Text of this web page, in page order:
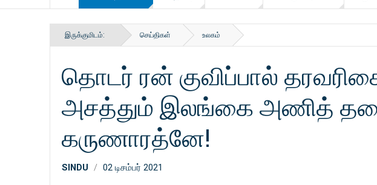
இருக்குமிடம்: செய்திகள் உலகம்
தொடர் ரன் குவிப்பால்
அசத்தும் இலங்கை அணித்
கருணாரத்னே!
SINDU 02 டிசம்பர் 2021